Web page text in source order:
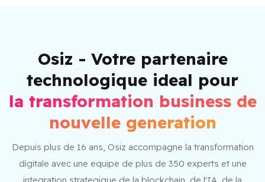
Osiz - Votre partenaire
technologique ideal pour
la transformation business de
nouvelle generation
Depuis plus de 16 ans, Osiz accompagne la transformation
digitale avec une equipe de plus de 350 experts et une